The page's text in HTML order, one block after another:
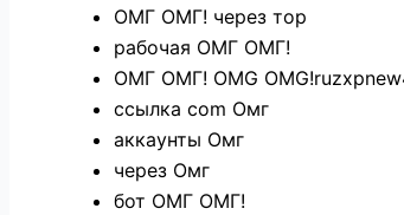
ОМГ ОМГ! через тор
рабочая ОМГ ОМГ!
ОМГ ОМГ! OMG
ссылка com Омг
аккаунты Омг
через Омг
бот ОМГ ОМГ!